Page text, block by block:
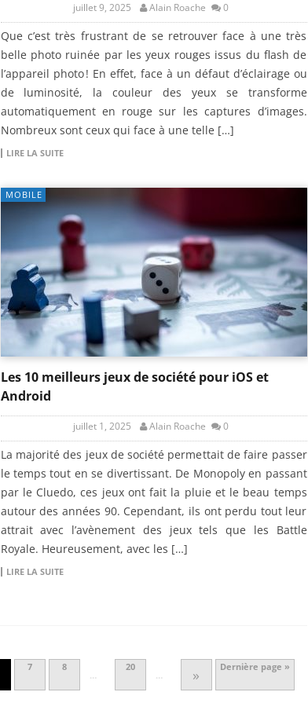
juillet 9, 2025 Alain Roache 0
Que c’est très frustrant de se retrouver face à une très
belle photo ruinée par les yeux rouges issus du flash de
l’appareil photo ! En effet, face à un défaut d’éclairage ou
de luminosité, la couleur des yeux se transforme
automatiquement en rouge sur les captures d’images.
Nombreux sont ceux qui face à une telle […]
LIRE LA SUITE
MOBILE
Les 10 meilleurs jeux de société pour iOS et
Android
juillet 1, 2025 Alain Roache 0
La majorité des jeux de société permettait de faire passer
le temps tout en se divertissant. De Monopoly en passant
par le Cluedo, ces jeux ont fait la pluie et le beau temps
autour des années 90. Cependant, ils ont perdu tout leur
attrait avec l’avènement des jeux tels que les Battle
Royale. Heureusement, avec les […]
LIRE LA SUITE
7 8
…
20
… » Dernière page »